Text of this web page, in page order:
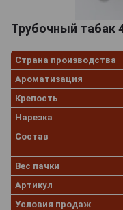
Трубочный табак
Страна производства
Ароматизация
Крепость
Нарезка
Состав
Вес пачки
Артикул
Условия продаж